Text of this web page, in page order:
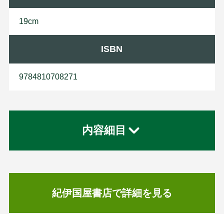
19cm
ISBN
9784810708271
内容細目
紀伊国屋書店で詳細を見る